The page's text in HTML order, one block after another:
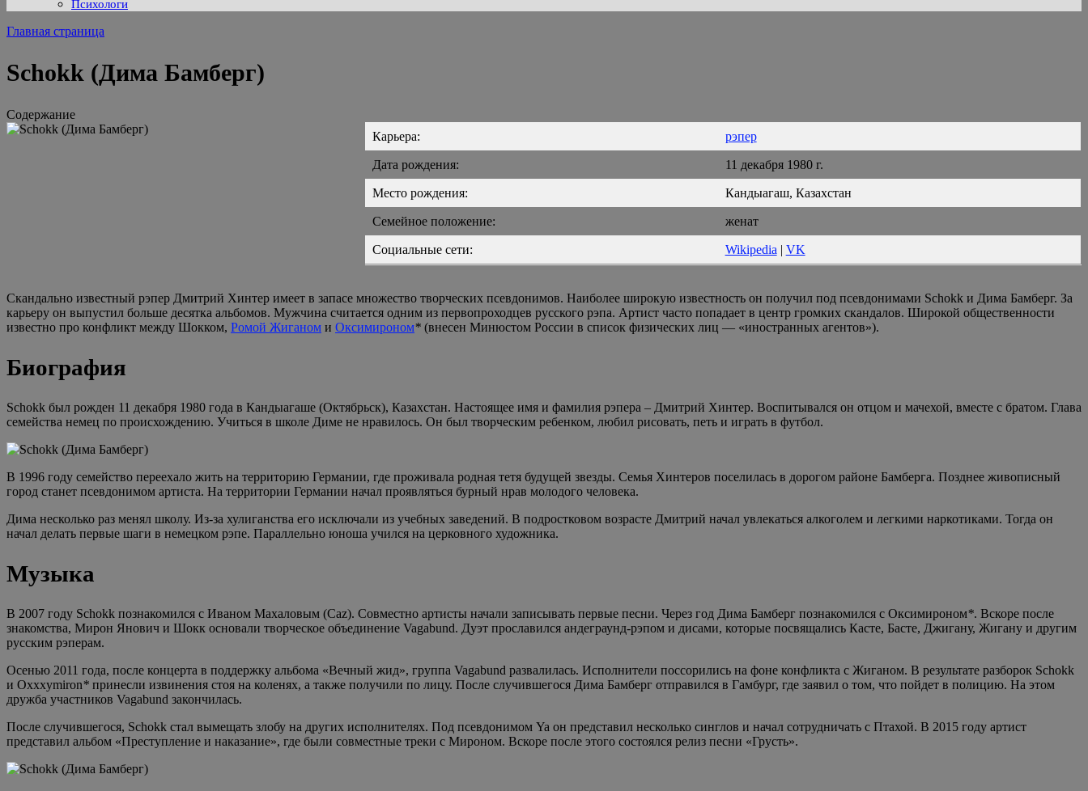
Психологи
Главная страница
Schokk (Дима Бамберг)
Содержание
Карьера:
рэпер
Дата рождения: 11 декабря 1980 г.
Место рождения: Кандыагаш, Казахстан
Семейное положение: женат
Социальные сети: Wikipedia| VK
Скандально известный рэпер Дмитрий Хинтер имеет в запасе множество творческих псевдонимов. Наиболее широкую известность он получил под псевдонимами Schokk и Дима Бамберг. За
карьеру он выпустил больше десятка альбомов. Мужчина считается одним из первопроходцев русского рэпа. Артист часто попадает в центр громких скандалов. Широкой общественности
известно про конфликт между Шокком, Ромой Жиганом и Оксимироном* (внесен Минюстом России в список физических лиц — «иностранных агентов»).
Биография
Schokk был рожден 11 декабря 1980 года в Кандыагаше (Октябрьск), Казахстан. Настоящее имя и фамилия рэпера – Дмитрий Хинтер. Воспитывался он отцом и мачехой, вместе с братом. Глава
семейства немец по происхождению. Учиться в школе Диме не нравилось. Он был творческим ребенком, любил рисовать, петь и играть в футбол.
В 1996 году семейство переехало жить на территорию Германии, где проживала родная тетя будущей звезды. Семья Хинтеров поселилась в дорогом районе Бамберга. Позднее живописный
город станет псевдонимом артиста. На территории Германии начал проявляться бурный нрав молодого человека.
Дима несколько раз менял школу. Из-за хулиганства его исключали из учебных заведений. В подростковом возрасте Дмитрий начал увлекаться алкоголем и легкими наркотиками. Тогда он
начал делать первые шаги в немецком рэпе. Параллельно юноша учился на церковного художника.
Музыка
В 2007 году Schokk познакомился с Иваном Махаловым (Caz). Совместно артисты начали записывать первые песни. Через год Дима Бамберг познакомился с Оксимироном*. Вскоре после
знакомства, Мирон Янович и Шокк основали творческое объединение Vagabund. Дуэт прославился андеграунд-рэпом и дисами, которые посвящались Касте, Басте, Джигану, Жигану и другим
русским рэперам.
Осенью 2011 года, после концерта в поддержку альбома «Вечный жид», группа Vagabund развалилась. Исполнители поссорились на фоне конфликта с Жиганом. В результате разборок Schokk
и Oxxxymiron* принесли извинения стоя на коленях, а также получили по лицу. После случившегося Дима Бамберг отправился в Гамбург, где заявил о том, что пойдет в полицию. На этом
дружба участников Vagabund закончилась.
После случившегося, Schokk стал вымещать злобу на других исполнителях. Под псевдонимом Ya он представил несколько синглов и начал сотрудничать с Птахой. В 2015 году артист
представил альбом «Преступление и наказание», где были совместные треки с Мироном. Вскоре после этого состоялся релиз песни «Грусть».